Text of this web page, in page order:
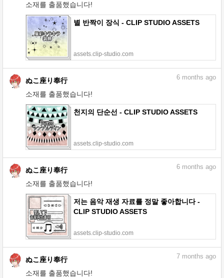
소재를 출품했습니다!
별 반짝이 장식 - CLIP STUDIO ASSETS
assets.clip-studio.com
ぬこ座り奉行
소재를 출품했습니다!
6 months ago
천지의 단순선 - CLIP STUDIO ASSETS
assets.clip-studio.com
ぬこ座り奉行
소재를 출품했습니다!
6 months ago
저는 음악 재생 자료를 정말 좋아합니다 -
CLIP STUDIO ASSETS
assets.clip-studio.com
ぬこ座り奉行
소재를 출품했습니다!
7 months ago